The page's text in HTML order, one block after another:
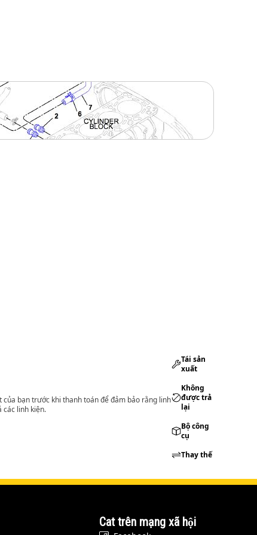
của bạn trước khi thanh toán để đảm bảo rằng linh
các linh kiện.
Tái sản
xuất
Không
được trả
lại
Bộ công
cụ
Thay thế
Cat trên mạng xã hội